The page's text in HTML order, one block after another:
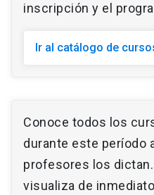
inscripción y el
Ir al catálogo de
Conoce todos los
durante este período
profesores los
visualiza de